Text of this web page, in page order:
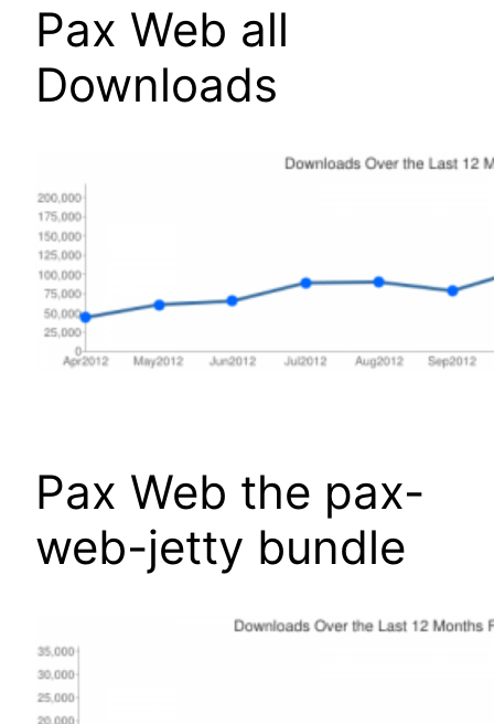
Pax Web all
Downloads
Pax Web the pax-
web-jetty bundle